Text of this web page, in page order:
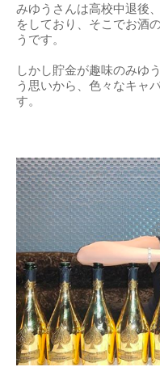
みゆうさんは高校中退後
をしており、そこでお酒
うです。
しかし貯金が趣味のみゆ
う思いから、色々なキャ
す。